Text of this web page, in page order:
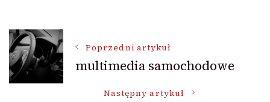
Nawigacja
wpisu
Poprzedni artykuł
multimedia samochodowe
Następny artykuł